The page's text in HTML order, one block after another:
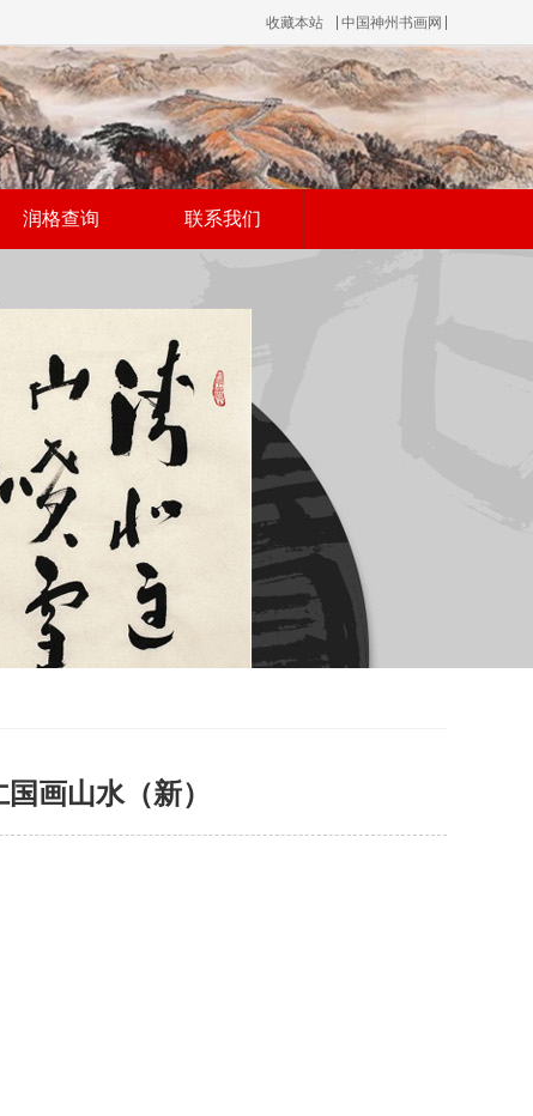
收藏本站 中国神州书画网
润格查询 联系我们
画山水（新）